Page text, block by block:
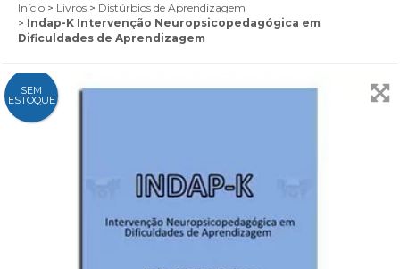
Início > Livros > Distúrbios de Aprendizagem
> Indap-K Intervenção Neuropsicopedagógica em
Dificuldades de Aprendizagem
SEM
ESTOQUE